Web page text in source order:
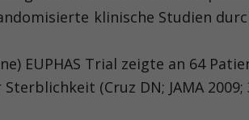
klinische Studien
EUPHAS Trial zeigte an 64
(Cruz DN; JAMA 2009;